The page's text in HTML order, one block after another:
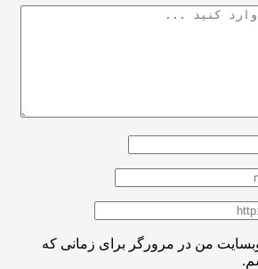
من در مرورگر برای زمانی که